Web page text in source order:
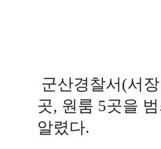
군산경찰서(서
곳, 원룸 5곳을
알렸다.